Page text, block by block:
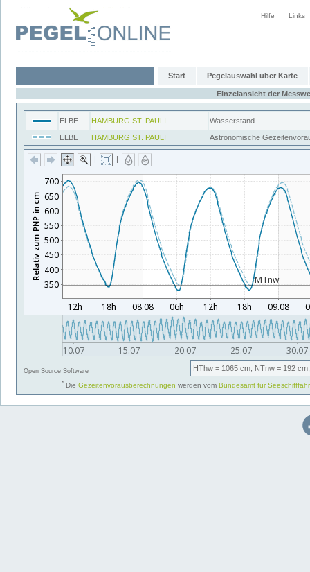
Hilfe Links
Start Pegelauswahl über Karte
Einzelansicht der
ELBE HAMBURG ST. PAULI
Wasserstand
ELBE
HAMBURG ST. PAULI Astronomische
| |
Open Source Software HThw = 1065 cm, NTnw = 192 cm,
* Die Gezeitenvorausberechnungen werden vom Bundesamt für